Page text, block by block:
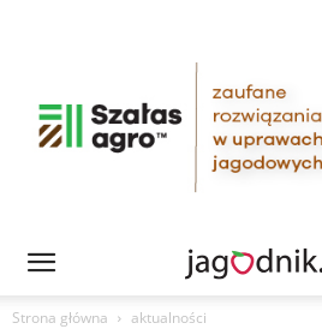
Strona główna aktualności